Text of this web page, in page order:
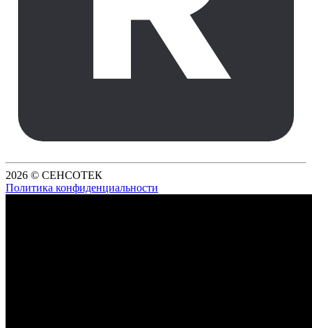
2026 © СЕНСОТЕК
Политика конфиденциальности